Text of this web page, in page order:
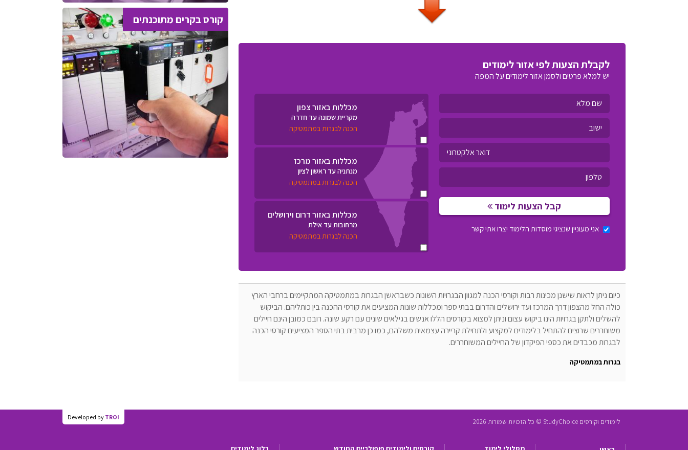
לקבלת הצעות לפי אזור לימודים
יש למלא פרטים ולסמן אזור לימודים על המפה
מכללות באזור צפון
מקריית שמונה עד חדרה
הכנה לבגרות במתמטיקה
מכללות באזור מרכז
מנתניה עד ראשון לציון
הכנה לבגרות במתמטיקה
מכללות באזור דרום וירושלים
מרחובות עד אילת
הכנה לבגרות במתמטיקה
קבל הצעות לימוד
אני מעוניין שנציגי מוסדות הלימוד יצרו אתי קשר
כיום ניתן לראות שישנן מכינות רבות וקורסי הכנה למגוון הבגרויות השונות כשבראשן הבגרות במתמטיקה המתקיימים ברחבי הארץ
כולה החל מהצפון דרך המרכז ועד ירושלים והדרום בבתי ספר ומכללות שונות המציעים את קורסי ההכנה בין כותליהם. הביקוש
להשלים ולתקן בגרויות הינו ביקוש עצום וניתן למצוא בקורסים הללו אנשים בגילאים שונים עם רקע שונה. רובם כמובן הינם חיילים
משוחררים שרוצים להתחיל בלימודים למקצוע ולתחילת קריירה עצמאית משלהם, כמו כן מרבית בתי הספר המציעים קורסי הכנה
לבגרות מכבדים את כספי הפיקדון של החיילים המשוחררים.
בגרות במתמטיקה
קורס בקרים מתוכנתים
Developed by TROI
לימודים וקורסים StudyChoice © כל הזכויות שמורות 2026